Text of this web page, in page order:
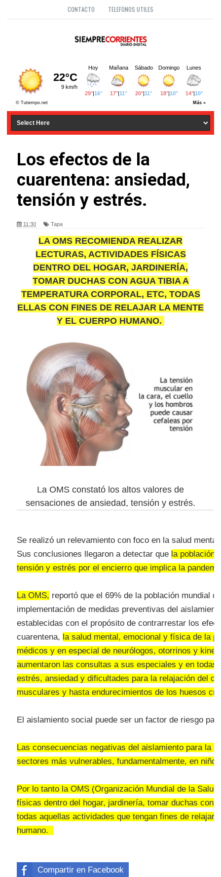
CONTACTO TELEFONOS UTILES
Los efectos de la
cuarentena: ansiedad,
tensión y estrés.
11:30 Tapa
LA OMS RECOMIENDA REALIZAR
LECTURAS, ACTIVIDADES FÍSICAS
DENTRO DEL HOGAR, JARDINERÍA,
TOMAR DUCHAS CON AGUA TIBIA A
TEMPERATURA CORPORAL, ETC, TODAS
ELLAS CON FINES DE RELAJAR LA MENTE
Y EL CUERPO HUMANO.
La OMS constató los altos valores de
sensaciones de ansiedad, tensión y estrés.
Se realizó un relevamiento con foco en la salud
Sus conclusiones llegaron a detectar que la población
tensión y estrés por el encierro que implica la
La OMS, reportó que el 69% de la población mundial
implementación de medidas preventivas del
establecidas con el propósito de contrarrestar los
cuarentena, la salud mental, emocional y física de la
médicos y en especial de neurólogos, otorrinos y
aumentaron las consultas a sus especiales y en
estrés, ansiedad y dificultades para la relajación del
musculares y hasta endurecimientos de los huesos
El aislamiento social puede ser un factor de riesgo
Las consecuencias negativas del aislamiento para la
sectores más vulnerables, fundamentalmente, en
Por lo tanto la OMS (Organización Mundial de la
físicas dentro del hogar, jardinería, tomar duchas con
todas aquellas actividades que tengan fines de relajar
humano.
Compartir en Facebook